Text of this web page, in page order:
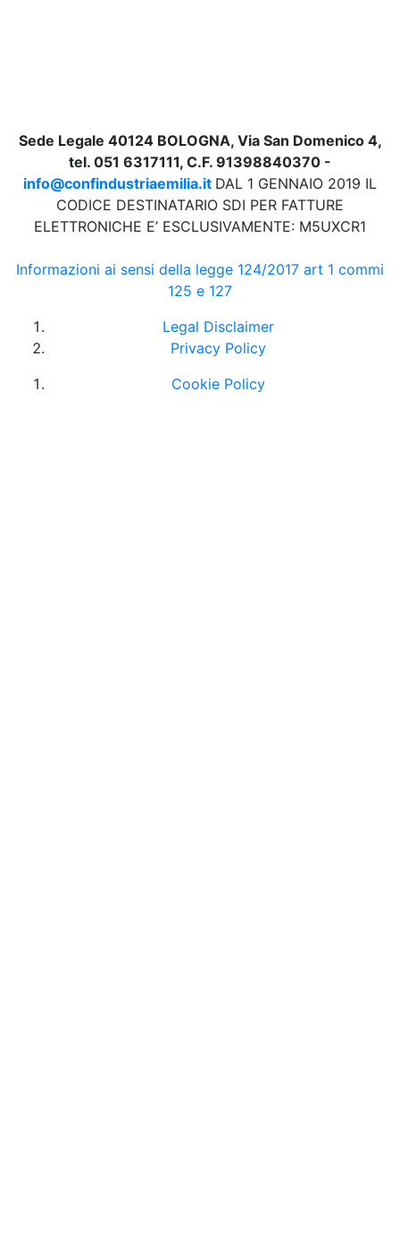
Sede Legale 40124 BOLOGNA, Via San Domenico 4,
tel. 051 6317111, C.F. 91398840370 -
info@confindustriaemilia.it DAL 1 GENNAIO 2019 IL
CODICE DESTINATARIO SDI PER FATTURE
ELETTRONICHE E’ ESCLUSIVAMENTE: M5UXCR1
Informazioni ai sensi della legge 124/2017 art 1 commi
125 e 127
Legal Disclaimer
Privacy Policy
Cookie Policy